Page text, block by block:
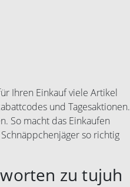
Ihren Einkauf viele Artikel
und Tagesaktionen.
So macht das Einkaufen
so richtig
zu tujuh